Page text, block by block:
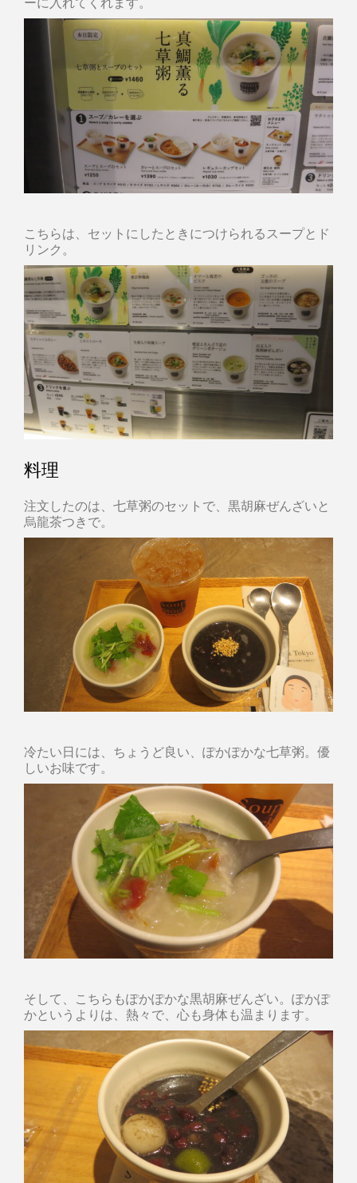
こちらは、セットにしたときにつけられるスープとド
リンク。
料理
注文したのは、七草粥のセットで、黒胡麻ぜんざいと
烏龍茶つきで。
冷たい日には、ちょうど良い、ぽかぽかな七草粥。優
しいお味です。
そして、こちらもぽかぽかな黒胡麻ぜんざい。ぽかぽ
かというよりは、熱々で、心も身体も温まります。